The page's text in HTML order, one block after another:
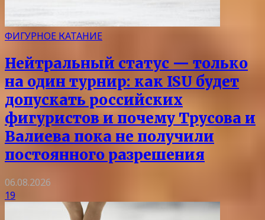
ФИГУРНОЕ КАТАНИЕ
Нейтральный статус — только
на один турнир: как ISU будет
допускать российских
фигуристов и почему Трусова и
Валиева пока не получили
постоянного разрешения
06.08.2026
19